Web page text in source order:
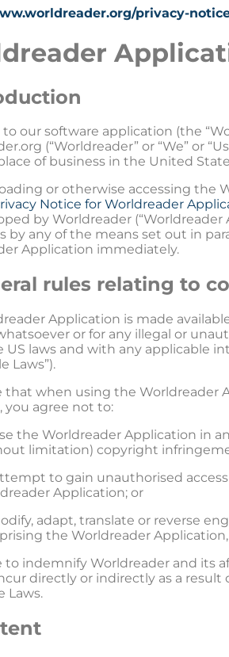
privacy-
our software application (the
(“Worldreader” or “We” or
of business in the United
or otherwise accessing the
Notice for Worldreader
by Worldreader
by any of the means set out in
Application immediately.
rules relating to
Application is made
or for any illegal or
US laws and with any applicable
Laws”).
that when using the Worldreader
you agree not to:
the Worldreader Application in
limitation) copyright
to gain unauthorised
Application; or
adapt, translate or reverse
the Worldreader
to indemnify Worldreader and its
directly or indirectly as a
Laws.